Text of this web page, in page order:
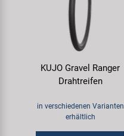
KUJO Gravel Ranger
Drahtreifen
in verschiedenen Varianten
erhältlich